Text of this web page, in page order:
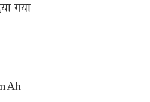
गया